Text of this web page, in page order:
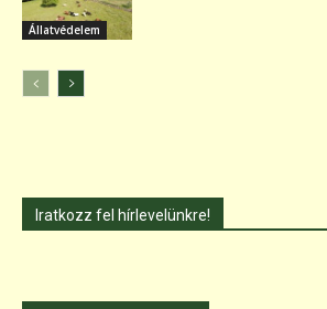
Állatvédelem
Iratkozz fel hírlevelünkre!